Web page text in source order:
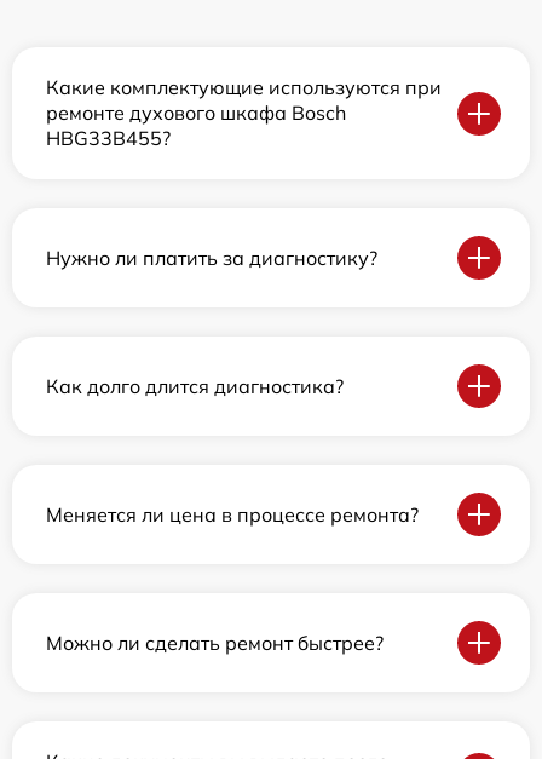
Какие комплектующие используются при
ремонте духового шкафа Bosch
HBG33B455?
Нужно ли платить за диагностику?
Как долго длится диагностика?
Меняется ли цена в процессе ремонта?
Можно ли сделать ремонт быстрее?